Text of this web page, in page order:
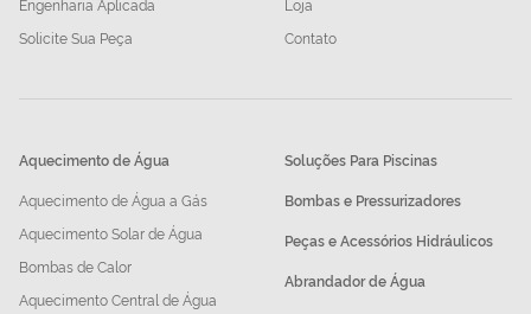
Engenharia Aplicada
Solicite Sua Peça
Loja
Contato
Aquecimento de Água
Aquecimento de Água a Gás
Aquecimento Solar de Água
Bombas de Calor
Aquecimento Central de Água
Soluções Para Piscinas
Bombas e Pressurizadores
Peças e Acessórios Hidráulicos
Abrandador de Água